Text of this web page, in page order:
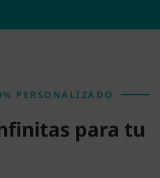
PERSONALIZADO
para tu